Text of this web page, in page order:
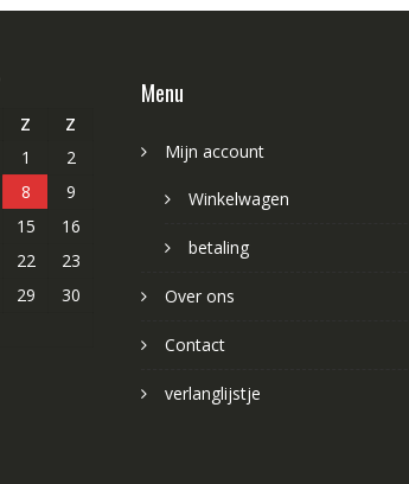
Z
Z
1
2
8
9
15
16
22
23
29
30
Menu
Mijn account
Winkelwagen
betaling
Over ons
Contact
verlanglijstje